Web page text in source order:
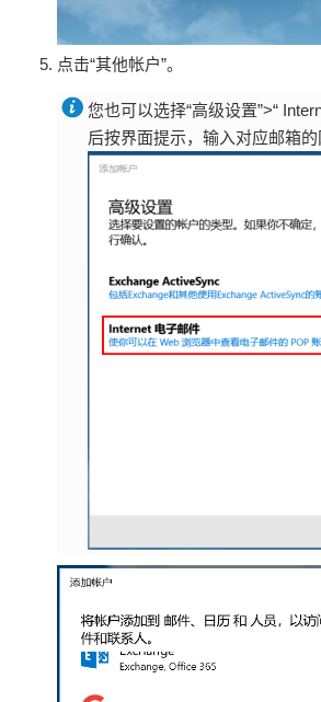
点击“其他帐户”。
您也可以选择“高级设置”>“
后按界面提示，输入对应邮箱的